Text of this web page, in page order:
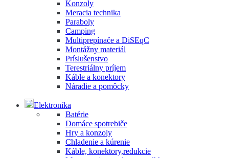
Konzoly
Meracia technika
Paraboly
Camping
Multiprepínače a DiSEqC
Montážny materiál
Príslušenstvo
Terestriálny príjem
Káble a konektory
Náradie a pomôcky
Elektronika
Batérie
Domáce spotrebiče
Hry a konzoly
Chladenie a kúrenie
Káble, konektory,redukcie